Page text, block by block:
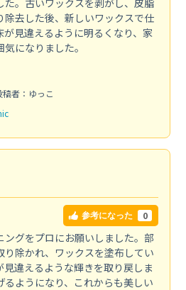
除去した後、新しいワックスで仕
が見違えるように明るくなり、家
になりました。
稿者：ゆっこ
参考になった 0
ングをプロにお願いしました。部
り除かれ、ワックスを塗布してい
違えるような輝きを取り戻しま
るようになり、これからも美しい